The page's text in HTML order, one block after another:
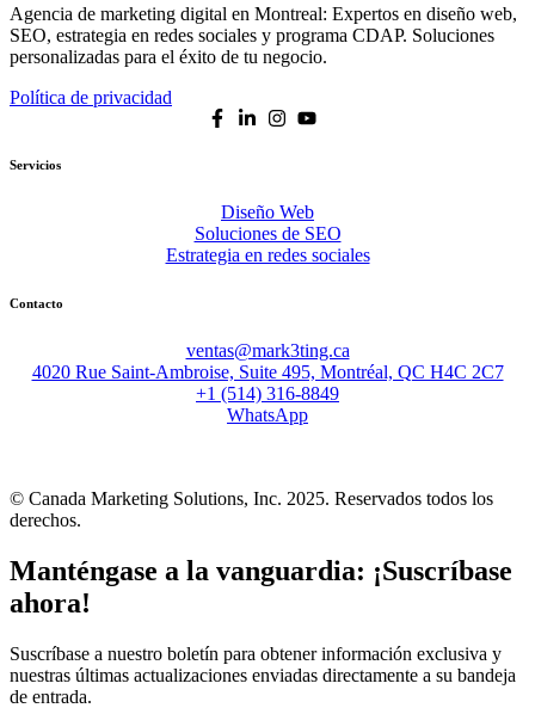
Agencia de marketing digital en Montreal: Expertos en diseño web,
SEO, estrategia en redes sociales y programa CDAP. Soluciones
personalizadas para el éxito de tu negocio.
Política de privacidad
Servicios
Diseño Web
Soluciones de SEO
Estrategia en redes sociales
Contacto
ventas@mark3ting.ca
4020 Rue Saint-Ambroise, Suite 495, Montréal, QC H4C 2C7
+1 (514) 316-8849
WhatsApp
© Canada Marketing Solutions, Inc. 2025. Reservados todos los
derechos.
Manténgase a la vanguardia: ¡Suscríbase
ahora!
Suscríbase a nuestro boletín para obtener información exclusiva y
nuestras últimas actualizaciones enviadas directamente a su bandeja
de entrada.